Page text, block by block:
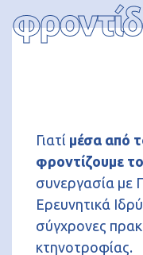
Γιατί μέσα από
φροντίζουμε
συνεργασία με
Ερευνητικά
σύγχρονες
κτηνοτροφίας.